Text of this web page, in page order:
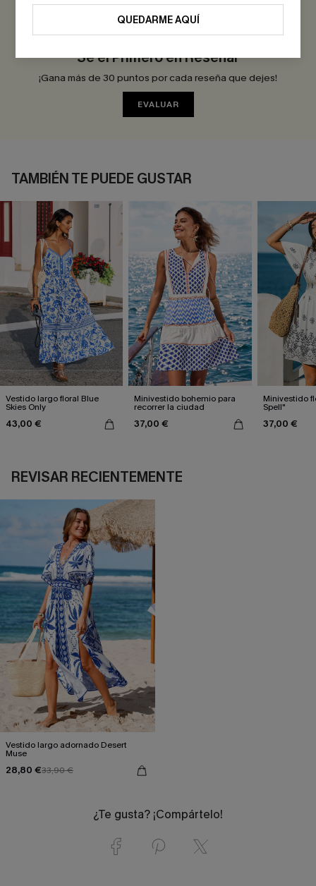
0.0
Sé el Primero en Reseñar
¡Gana más de 30 puntos por cada reseña que dejes!
EVALUAR
TAMBIÉN TE PUEDE GUSTAR
Vestido largo floral Blue
Skies Only
43,00 €
Minivestido bohemio para
recorrer la ciudad
37,00 €
Minivestido
Spell"
37,00 €
REVISAR RECIENTEMENTE
Vestido largo adornado Desert
Muse
28,80 €33,90 €
¿Te gusta? ¡Compártelo!
QUEDARME AQUÍ